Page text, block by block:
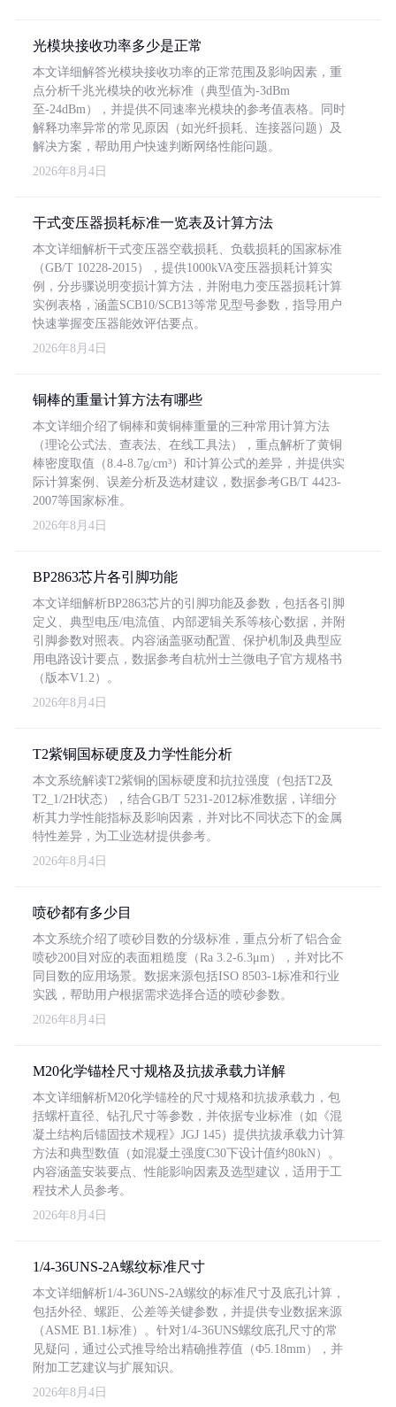
光模块接收功率多少是正常
本文详细解答光模块接收功率的正常范围及影响因素，重
点分析千兆光模块的收光标准（典型值为-3dBm
至-24dBm），并提供不同速率光模块的参考值表格。同时
解释功率异常的常见原因（如光纤损耗、连接器问题）及
解决方案，帮助用户快速判断网络性能问题。
2026年8月4日
干式变压器损耗标准一览表及计算方法
本文详细解析干式变压器空载损耗、负载损耗的国家标准
（GB/T 10228-2015），提供1000kVA变压器损耗计算实
例，分步骤说明变损计算方法，并附电力变压器损耗计算
实例表格，涵盖SCB10/SCB13等常见型号参数，指导用户
快速掌握变压器能效评估要点。
2026年8月4日
铜棒的重量计算方法有哪些
本文详细介绍了铜棒和黄铜棒重量的三种常用计算方法
（理论公式法、查表法、在线工具法），重点解析了黄铜
棒密度取值（8.4-8.7g/cm³）和计算公式的差异，并提供实
际计算案例、误差分析及选材建议，数据参考GB/T 4423-
2007等国家标准。
2026年8月4日
BP2863芯片各引脚功能
本文详细解析BP2863芯片的引脚功能及参数，包括各引脚
定义、典型电压/电流值、内部逻辑关系等核心数据，并附
引脚参数对照表。内容涵盖驱动配置、保护机制及典型应
用电路设计要点，数据参考自杭州士兰微电子官方规格书
（版本V1.2）。
2026年8月4日
T2紫铜国标硬度及力学性能分析
本文系统解读T2紫铜的国标硬度和抗拉强度（包括T2及
T2_1/2H状态），结合GB/T 5231-2012标准数据，详细分
析其力学性能指标及影响因素，并对比不同状态下的金属
特性差异，为工业选材提供参考。
2026年8月4日
喷砂都有多少目
本文系统介绍了喷砂目数的分级标准，重点分析了铝合金
喷砂200目对应的表面粗糙度（Ra 3.2-6.3μm），并对比不
同目数的应用场景。数据来源包括ISO 8503-1标准和行业
实践，帮助用户根据需求选择合适的喷砂参数。
2026年8月4日
M20化学锚栓尺寸规格及抗拔承载力详解
本文详细解析M20化学锚栓的尺寸规格和抗拔承载力，包
括螺杆直径、钻孔尺寸等参数，并依据专业标准（如《混
凝土结构后锚固技术规程》JGJ 145）提供抗拔承载力计算
方法和典型数值（如混凝土强度C30下设计值约80kN）。
内容涵盖安装要点、性能影响因素及选型建议，适用于工
程技术人员参考。
2026年8月4日
1/4-36UNS-2A螺纹标准尺寸
本文详细解析1/4-36UNS-2A螺纹的标准尺寸及底孔计算，
包括外径、螺距、公差等关键参数，并提供专业数据来源
（ASME B1.1标准）。针对1/4-36UNS螺纹底孔尺寸的常
见疑问，通过公式推导给出精确推荐值（Φ5.18mm），并
附加工艺建议与扩展知识。
2026年8月4日